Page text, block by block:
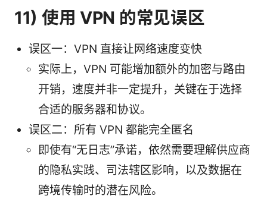
11) 使用 VPN 的常见误区
误区一：VPN 直接让网络速度变快
实际上，VPN 可能增加额外的加密与路由
开销，速度并非一定提升，关键在于选择
合适的服务器和协议。
误区二：所有 VPN 都能完全匿名
即使有“无日志”承诺，依然需要理解供应商
的隐私实践、司法辖区影响，以及数据在
跨境传输时的潜在风险。